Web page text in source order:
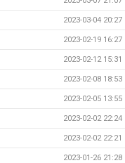
2023-03-04 20:27
2023-02-19 16:27
2023-02-12 15:31
2023-02-08 18:53
2023-02-05 13:55
2023-02-02 22:24
2023-02-02 22:21
2023-01-26 21:28